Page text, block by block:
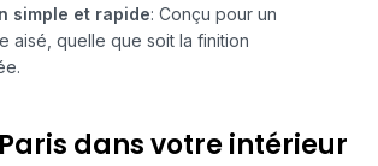
simple et rapide: Conçu pour un
aisé, quelle que soit la finition
dans votre intérieur